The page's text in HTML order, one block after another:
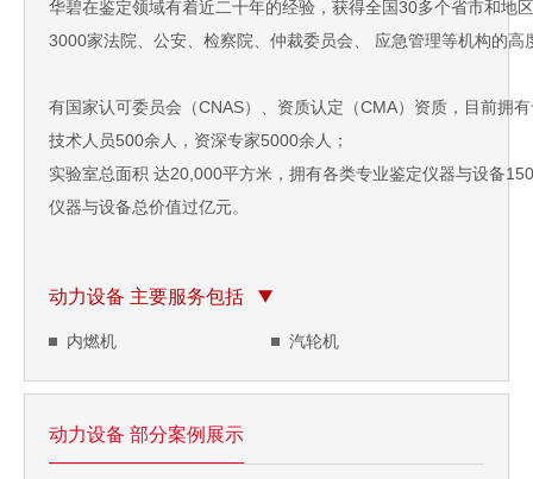
华碧在鉴定领域有着近二十年的经验，获得全国30多个省市和地
3000家法院、公安、检察院、仲裁委员会、 应急管理等机构的高
有国家认可委员会（CNAS）、资质认定（CMA）资质，目前拥
技术人员500余人，资深专家5000余人；
实验室总面积 达20,000平方米，拥有各类专业鉴定仪器与设备
仪器与设备总价值过亿元。
动力设备 主要服务包括
内燃机 汽轮机
动力设备 部分案例展示